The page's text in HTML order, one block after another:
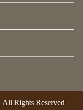
Rights Reserved